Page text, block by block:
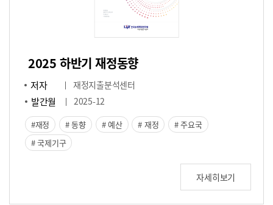
2025 하반기 재정동향
저자 재정지출분석센터
발간월 2025-12
재정 동향 예산 재정
주요국
국제기구
자세히보기